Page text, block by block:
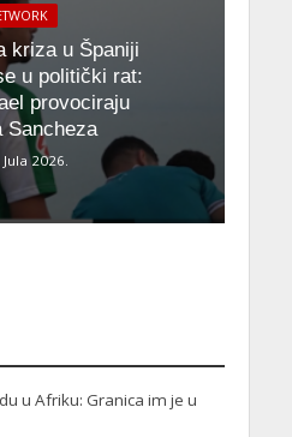
kriza u Španiji
u politički rat:
provociraju
Sancheza
2026.
u Afriku: Granica im je u